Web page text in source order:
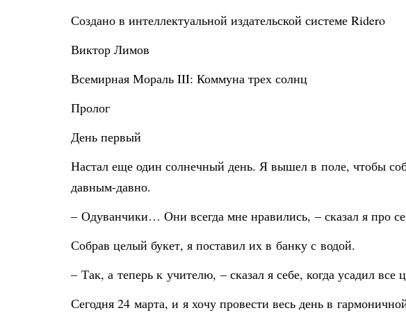
Создано в интеллектуальной издательской системе Ridero
Виктор Лимов
Всемирная Мораль III: Коммуна трех солнц
Пролог
День первый
Настал еще один солнечный день. Я вышел в поле, чтобы
давным-давно.
– Одуванчики… Они всегда мне нравились, – сказал я про
Собрав целый букет, я поставил их в банку с водой.
– Так, а теперь к учителю, – сказал я себе, когда усадил все
Сегодня 24 марта, и я хочу провести весь день в